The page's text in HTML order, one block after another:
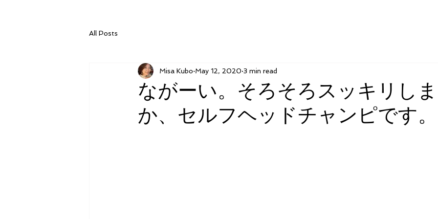
All Posts
ながーい。そろそろスッキリし
か、セルフヘッドチャンピです。
Misa Kubo May 12, 2020 3 min read